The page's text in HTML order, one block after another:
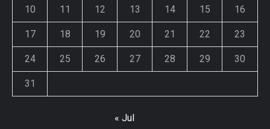
10 11 12 13 14 15 16
17 18 19 20 21 22 23
24 25 26 27 28 29 30
31
« Jul